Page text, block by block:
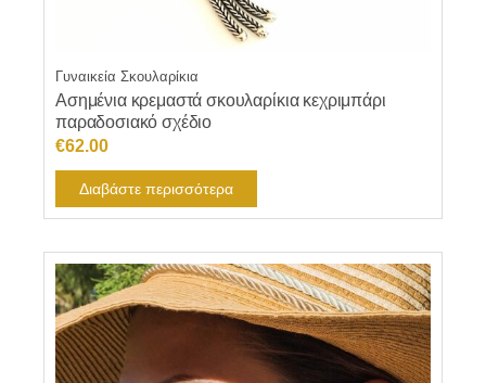
Γυναικεία Σκουλαρίκια
Ασημένια κρεμαστά σκουλαρίκια κεχριμπάρι
παραδοσιακό σχέδιο
€62.00
Διαβάστε περισσότερα